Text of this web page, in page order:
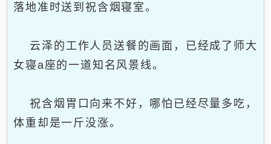
落地准时送到祝含烟寝室。
云泽的工作人员送餐的画面，已经成了师大
女寝a座的一道知名风景线。
祝含烟胃口向来不好，哪怕已经尽量多吃，
体重却是一斤没涨。